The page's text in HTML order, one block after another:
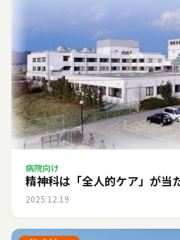
病院向け
精神科は「全人的ケア」が当
2025.12.19